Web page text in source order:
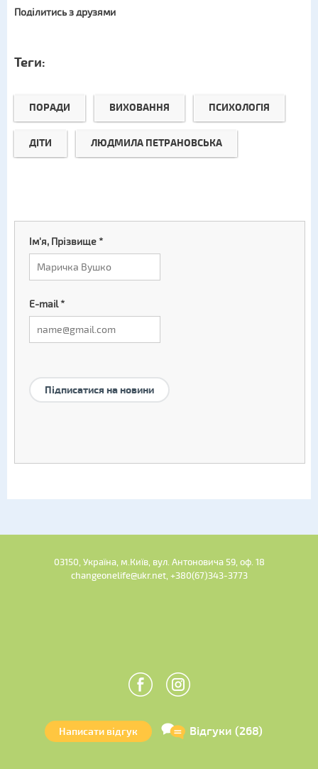
Поділитись з друзями
Теги:
ПОРАДИ ВИХОВАННЯ ПСИХОЛОГІЯ
ДІТИ ЛЮДМИЛА ПЕТРАНОВСЬКА
Ім'я, Прізвище*
E-mail*
Підписатися на новини
03150, Україна, м.Київ, вул. Антоновича 59, оф. 18
changeonelife@ukr.net, +380(67)343-3773
Написати відгук Відгуки (268)